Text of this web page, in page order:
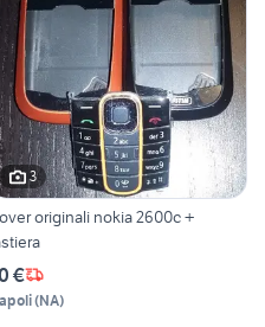
3
originali nokia 2600c +
€
(NA)